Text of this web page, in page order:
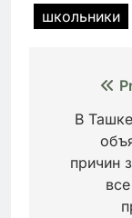
школьники
В
причин